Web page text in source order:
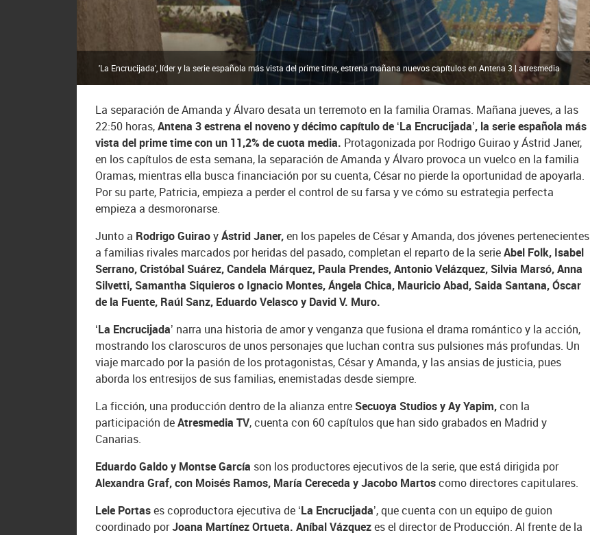
'La Encrucijada', líder y la serie española más vista del prime time, estrena mañana nuevos capítulos en Antena 3 | atresmedia
La separación de Amanda y Álvaro desata un terremoto en la familia Oramas. Mañana jueves, a las
22:50 horas,Antena 3 estrena el noveno y décimo capítulo de ‘La Encrucijada’, la serie española más
vista del prime time con un 11,2% de cuota media. Protagonizada por Rodrigo Guirao y Ástrid Janer,
en los capítulos de esta semana, la separación de Amanda y Álvaro provoca un vuelco en la familia
Oramas, mientras ella busca financiación por su cuenta, César no pierde la oportunidad de apoyarla.
Por su parte, Patricia, empieza a perder el control de su farsa y ve cómo su estrategia perfecta
empieza a desmoronarse.
Junto a Rodrigo GuiraoyÁstrid Janer,en los papeles de César y Amanda, dos jóvenes pertenecientes
a familias rivales marcados por heridas del pasado, completan el reparto de la serieAbel Folk, Isabel
Serrano, Cristóbal Suárez, Candela Márquez, Paula Prendes, Antonio Velázquez, Silvia Marsó, Anna
Silvetti, Samantha Siquieros o Ignacio Montes, Ángela Chica, Mauricio Abad, Saida Santana, Óscar
de la Fuente, Raúl Sanz, Eduardo Velasco y David V. Muro.
‘La Encrucijada’ narra una historia de amor y venganza que fusiona el drama romántico y la acción,
mostrando los claroscuros de unos personajes que luchan contra sus pulsiones más profundas. Un
viaje marcado por la pasión de los protagonistas, César y Amanda, y las ansias de justicia, pues
aborda los entresijos de sus familias, enemistadas desde siempre.
La ficción, una producción dentro de la alianza entre Secuoya Studios y Ay Yapim,con la
participación deAtresmedia TV, cuenta con 60 capítulos que han sido grabados en Madrid y
Canarias.
Eduardo Galdo y Montse García son los productores ejecutivos de la serie, que está dirigida por
Alexandra Graf, con Moisés Ramos, María Cereceda y Jacobo Martoscomo directores capitulares.
Lele Portases coproductora ejecutiva de ‘La Encrucijada’, que cuenta con un equipo de guion
coordinado porJoana Martínez Ortueta. Aníbal Vázquezes el director de Producción. Al frente de la